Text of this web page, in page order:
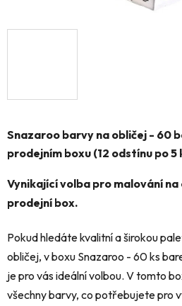
Snazaroo barvy na obličej - 60
prodejním boxu (12 odstínu po 5
Vynikající volba pro malování
prodejní box.
Pokud hledáte kvalitní a širokou
obličej, v boxu Snazaroo - 60 ks
je pro vás ideální volbou. V tomto
všechny barvy, co potřebujete pro